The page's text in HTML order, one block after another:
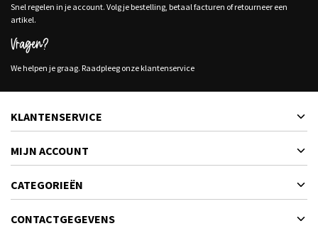
Snel regelen in je account. Volg je bestelling, betaal facturen of retourneer een
artikel.
Vragen?
We helpen je graag. Raadpleeg onze klantenservice
KLANTENSERVICE
MIJN ACCOUNT
CATEGORIEËN
CONTACTGEGEVENS